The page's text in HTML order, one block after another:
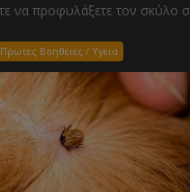
να προφυλάξετε τον σκύλο
Πρωτες Βοηθειες / Υγεια